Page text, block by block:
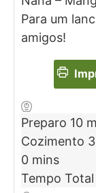
Para um
amigos!
Preparo 10
Cozimento
0 mins
Tempo Total